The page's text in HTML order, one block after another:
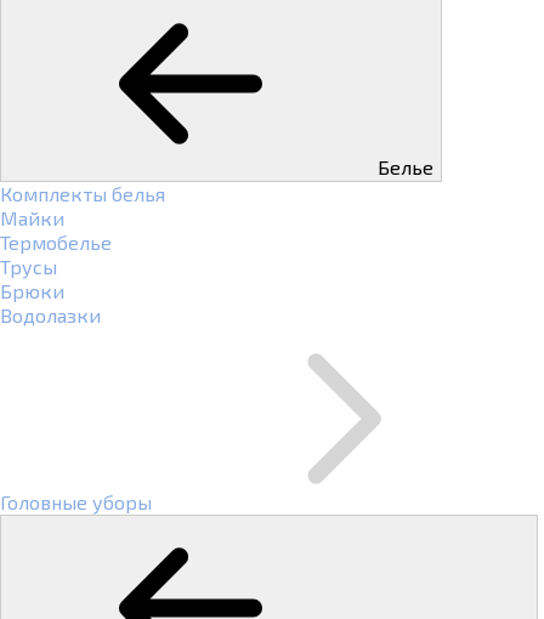
Белье
Комплекты белья
Майки
Термобелье
Трусы
Брюки
Водолазки
Головные уборы